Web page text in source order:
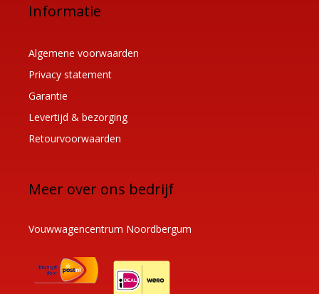
Informatie
Algemene voorwaarden
Privacy statement
Garantie
Levertijd & bezorging
Retourvoorwaarden
Meer over ons bedrijf
Vouwwagencentrum Noordbergum